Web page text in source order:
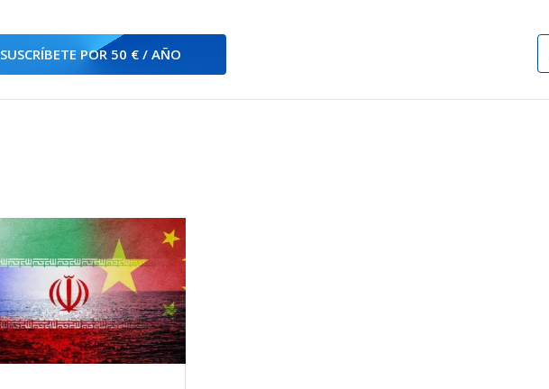
SUSCRÍBETE POR 50 € / AÑO